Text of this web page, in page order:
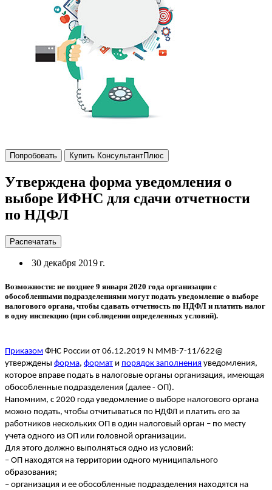
Попробовать Купить КонсультантПлюс
Утверждена форма уведомления о
выборе ИФНС для сдачи отчетности
по НДФЛ
Распечатать
30 декабря 2019 г.
Возможности: не позднее 9 января 2020 года организации с
обособленными подразделениями могут подать уведомление о выборе
налогового органа, чтобы сдавать отчетность по НДФЛ и платить налог
в одну инспекцию (при соблюдении определенных условий).
Приказом ФНС России от 06.12.2019 N ММВ-7-11/622@
утверждены форма, формат и порядок заполнения уведомления,
которое вправе подать в налоговые органы организация, имеющая
обособленные подразделения (далее - ОП).
Напомним, с 2020 года уведомление о выборе налогового органа
можно подать, чтобы отчитываться по НДФЛ и платить его за
работников нескольких ОП в один налоговый орган – по месту
учета одного из ОП или головной организации.
Для этого должно выполняться одно из условий:
– ОП находятся на территории одного муниципального
образования;
– организация и ее обособленные подразделения находятся на